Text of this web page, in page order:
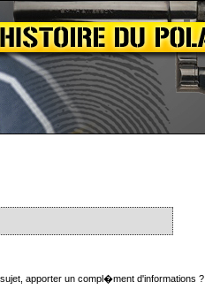
apporter un compl�ment d'informations ?